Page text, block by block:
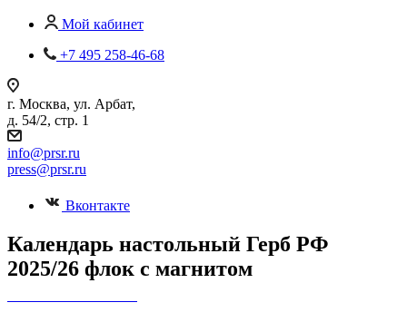
Мой кабинет
+7 495 258-46-68
г. Москва, ул. Арбат,
д. 54/2, стр. 1
info@prsr.ru
press@prsr.ru
Вконтакте
Календарь настольный Герб РФ
2025/26 флок с магнитом